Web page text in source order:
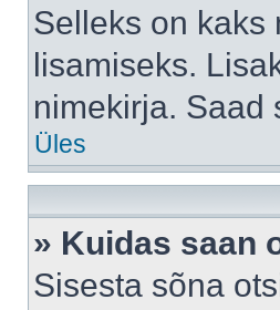
Selleks on kaks
lisamiseks.
nimekirja. Saad
Üles
» Kuidas saan
Sisesta sõna